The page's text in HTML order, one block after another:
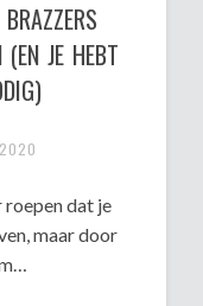
(EN JE HEBT
roepen dat je
maar door